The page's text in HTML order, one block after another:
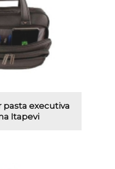
executiva
Itapevi